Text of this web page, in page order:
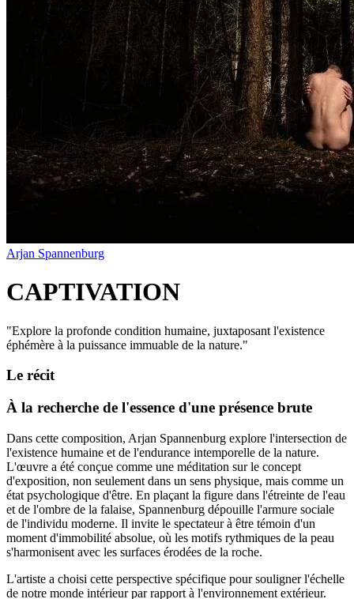
Arjan Spannenburg
CAPTIVATION
"Explore la profonde condition humaine, juxtaposant l'existence
éphémère à la puissance immuable de la nature."
Le récit
À la recherche de l'essence d'une présence brute
Dans cette composition, Arjan Spannenburg explore l'intersection de
l'existence humaine et de l'endurance intemporelle de la nature.
L'œuvre a été conçue comme une méditation sur le concept
d'exposition, non seulement dans un sens physique, mais comme un
état psychologique d'être. En plaçant la figure dans l'étreinte de l'eau
et de l'ombre de la falaise, Spannenburg dépouille l'armure sociale
de l'individu moderne. Il invite le spectateur à être témoin d'un
moment d'immobilité absolue, où les motifs rythmiques de la peau
s'harmonisent avec les surfaces érodées de la roche.
L'artiste a choisi cette perspective spécifique pour souligner l'échelle
de notre monde intérieur par rapport à l'environnement extérieur.